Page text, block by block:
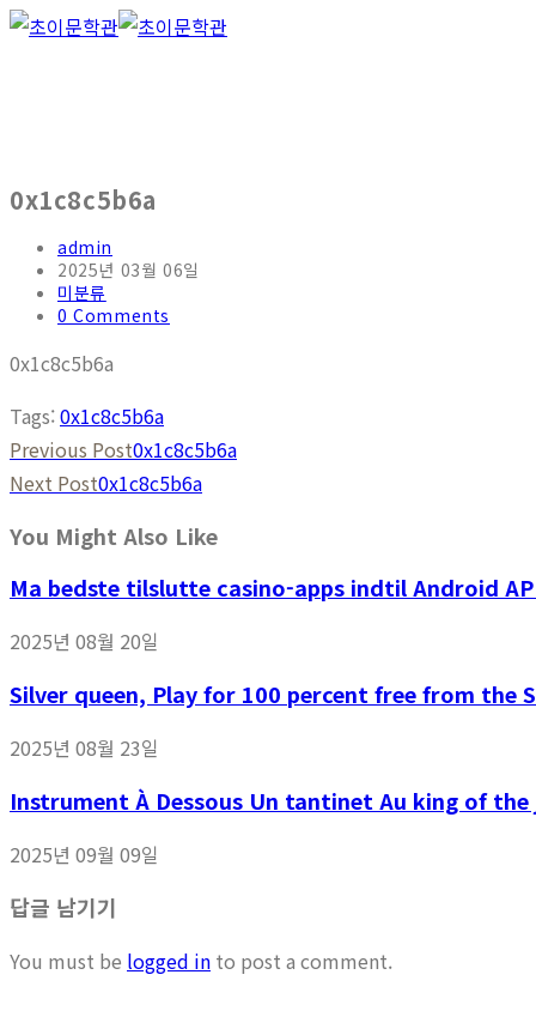
0x1c8c5b6a
admin
2025년 03월 06일
미분류
0 Comments
0x1c8c5b6a
Tags:0x1c8c5b6a
Previous Post0x1c8c5b6a
Next Post0x1c8c5b6a
You Might Also Like
Ma bedste tilslutte casino-apps indtil Android
2025년 08월 20일
Silver queen, Play for 100 percent free from the
2025년 08월 23일
Instrument À Dessous Un tantinet Au king of
2025년 09월 09일
답글 남기기
You must be logged in to post a comment.